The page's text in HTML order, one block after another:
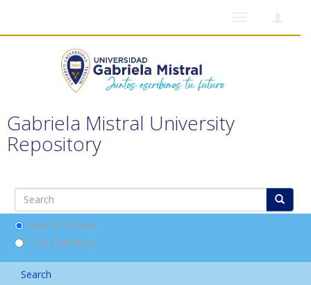
Gabriela Mistral University
Repository
Search DSpace
This Collection
Search